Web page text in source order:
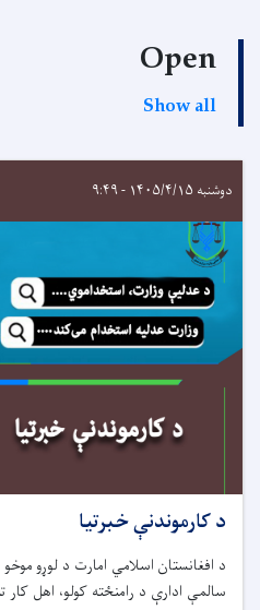
Open
Show all
دوشنبه ۱۴۰۵/۴/۱۵ - ۹:۴۹
د کارموندنې خبرتیا
د افغانستان اسلامي امارت د لوړو
سالمې ادارې د رامنځته کولو، اهل کار